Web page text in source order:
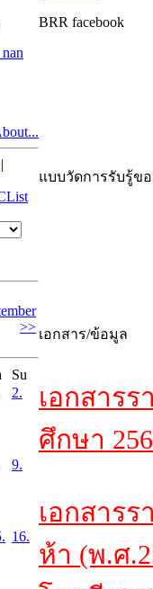
|
>>
Su
2.
9.
16.
BRR facebook
แบบวัดการรับรู้ข
เอกสาร/ข้อมูล
เอกสารร
ศึกษา
เอกสาร
ห้า (พ.ศ